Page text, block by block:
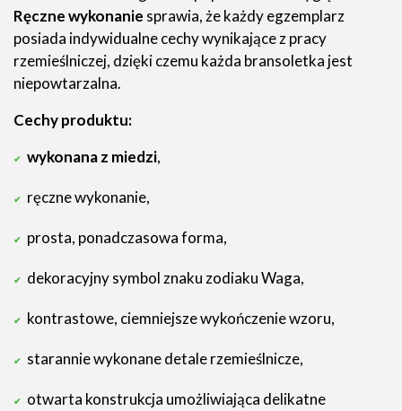
Ręczne wykonanie sprawia, że każdy egzemplarz
posiada indywidualne cechy wynikające z pracy
rzemieślniczej, dzięki czemu każda bransoletka jest
niepowtarzalna.
Cechy produktu:
wykonana z miedzi,
ręczne wykonanie,
prosta, ponadczasowa forma,
dekoracyjny symbol znaku zodiaku Waga,
kontrastowe, ciemniejsze wykończenie wzoru,
starannie wykonane detale rzemieślnicze,
otwarta konstrukcja umożliwiająca delikatne